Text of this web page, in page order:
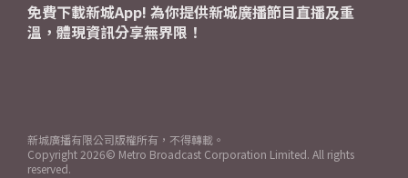
免費下載新城App! 為你提供新城廣播節目直播及重
溫，體現資訊分享無界限！
新城廣播有限公司版權所有，不得轉載。
Copyright 2026© Metro Broadcast Corporation Limited. All rights
reserved.